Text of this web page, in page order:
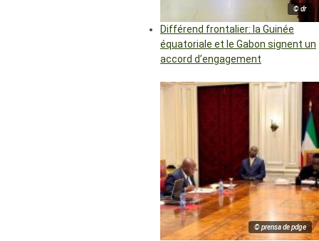
© dr
Différend frontalier: la Guinée
équatoriale et le Gabon signent un
accord d’engagement
© prensa de pdge